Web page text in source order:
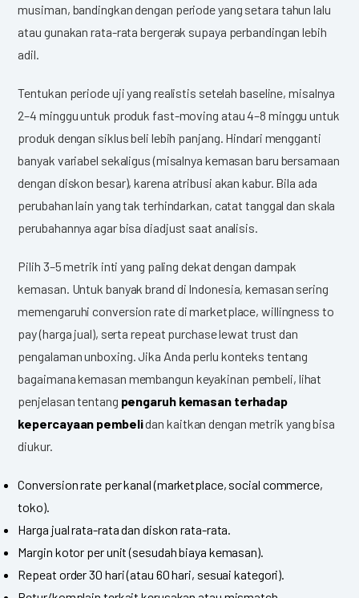
musiman, bandingkan dengan periode yang setara tahun lalu
atau gunakan rata-rata bergerak supaya perbandingan lebih
adil.
Tentukan periode uji yang realistis setelah baseline, misalnya
2–4 minggu untuk produk fast-moving atau 4–8 minggu untuk
produk dengan siklus beli lebih panjang. Hindari mengganti
banyak variabel sekaligus (misalnya kemasan baru bersamaan
dengan diskon besar), karena atribusi akan kabur. Bila ada
perubahan lain yang tak terhindarkan, catat tanggal dan skala
perubahannya agar bisa diadjust saat analisis.
Pilih 3–5 metrik inti yang paling dekat dengan dampak
kemasan. Untuk banyak brand di Indonesia, kemasan sering
memengaruhi conversion rate di marketplace, willingness to
pay (harga jual), serta repeat purchase lewat trust dan
pengalaman unboxing. Jika Anda perlu konteks tentang
bagaimana kemasan membangun keyakinan pembeli, lihat
penjelasan tentang pengaruh kemasan terhadap
kepercayaan pembelidan kaitkan dengan metrik yang bisa
diukur.
Conversion rate per kanal (marketplace, social commerce,
toko).
Harga jual rata-rata dan diskon rata-rata.
Margin kotor per unit (sesudah biaya kemasan).
Repeat order 30 hari (atau 60 hari, sesuai kategori).